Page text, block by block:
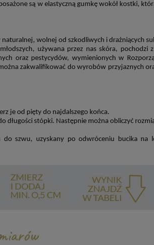
- Wosk pszczeli do
- 12 kolorów
Bloczki
są w elastyczną gumkę wokół kostki,
naturalnej, wolnej od szkodliwych i drażniących
używana przez nas skóra, pochodziz
oraz pestycydów, wymienionych w
zakwalifikować do wyrobów przyjaznych
je od pięty do najdalszego końca.
długości stópki. Następnie można obliczyć
do szwu, uzyskany po odwróceniu bucika na